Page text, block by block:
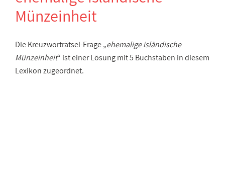
Münzeinheit
Die Kreuzworträtsel-Frage „ehemalige isländische
Münzeinheit“ ist einer Lösung mit 5 Buchstaben in diesem
Lexikon zugeordnet.